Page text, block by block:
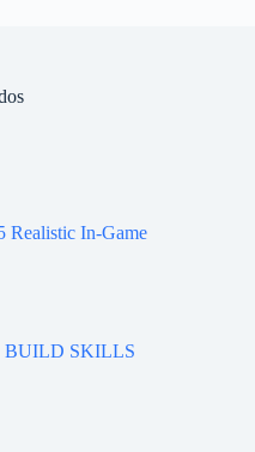
Realistic In-Game
SKILLS